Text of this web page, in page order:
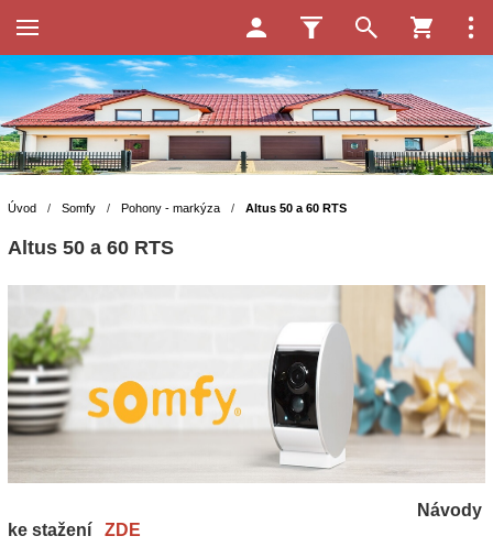
Úvod / Somfy / Pohony - markýza / Altus 50 a 60 RTS
Altus 50 a 60 RTS
Návody
ke stažení ZDE